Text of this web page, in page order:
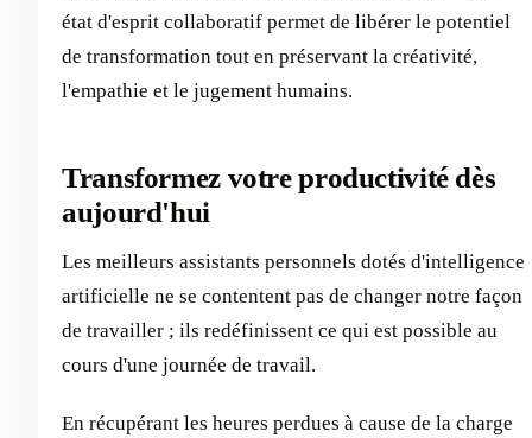
état d'esprit collaboratif permet de libérer le potentiel
de transformation tout en préservant la créativité,
l'empathie et le jugement humains.
Transformez votre productivité dès
aujourd'hui
Les meilleurs assistants personnels dotés d'intelligence
artificielle ne se contentent pas de changer notre façon
de travailler ; ils redéfinissent ce qui est possible au
cours d'une journée de travail.
En récupérant les heures perdues à cause de la charge